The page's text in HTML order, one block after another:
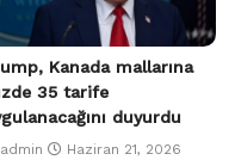
Kanada mallarına
35 tarife
duyurdu
admin Haziran 21, 2026